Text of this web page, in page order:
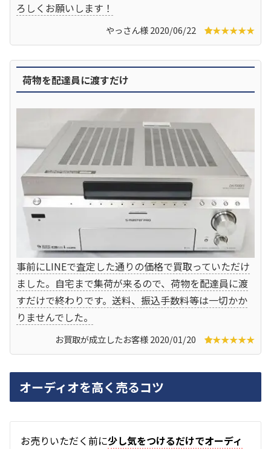
ろしくお願いします！
やっさん様 2020/06/22 ★★★★★
荷物を配達員に渡すだけ
事前にLINEで査定した通りの価格で買取っていただけ
ました。自宅まで集荷が来るので、荷物を配達員に渡
すだけで終わりです。送料、振込手数料等は一切かか
りませんでした。
お買取が成立したお客様 2020/01/20 ★★★★★
オーディオを高く売るコツ
お売りいただく前に少し気をつけるだけでオーディ